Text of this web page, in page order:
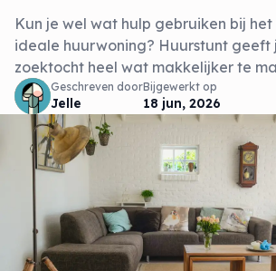
Kun je wel wat hulp gebruiken bij
ideale huurwoning? Huurstunt geeft
zoektocht heel wat makkelijker te
Geschreven door
Jelle
Bijgewerkt op
18 jun, 2026